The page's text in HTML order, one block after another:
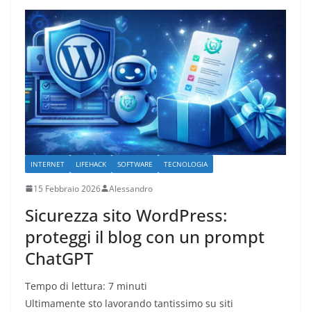
INTERNET LIFEHACK SOFTWARE TECNOLOGIA
15 Febbraio 2026 Alessandro
Sicurezza sito WordPress:
proteggi il blog con un prompt
ChatGPT
Tempo di lettura: 7 minuti
Ultimamente sto lavorando tantissimo su siti